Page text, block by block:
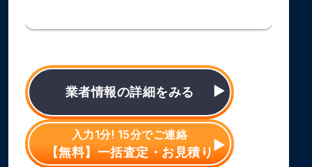
業者情報の詳細をみる
入力1分! 15分でご連絡
【無料】一括査定・お見積り